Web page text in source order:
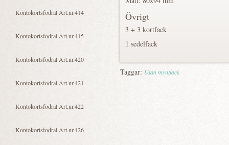
Övrigt
3 + 3 kortfack
1 sedelfack
Taggar: Utan myntfack